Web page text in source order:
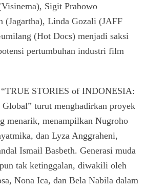
Sigit Prabowo
(Jagartha), Linda Gozali (JAFF
(Hot Docs) menjadi saksi
pertumbuhan industri film
“TRUE STORIES of INDONESIA:
turut menghadirkan proyek
menarik, menampilkan Nugroho
dan Lyza Anggraheni,
Ismail Basbeth. Generasi muda
tak ketinggalan, diwakili oleh
Nona Ica, dan Bela Nabila dalam